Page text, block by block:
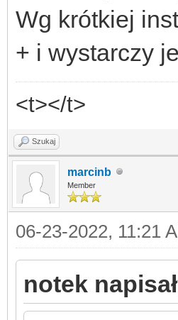
Wg krótkiej
+ i wystarczy
<t></t>
Szukaj
marcinb
Member
06-23-2022, 11:21
notek